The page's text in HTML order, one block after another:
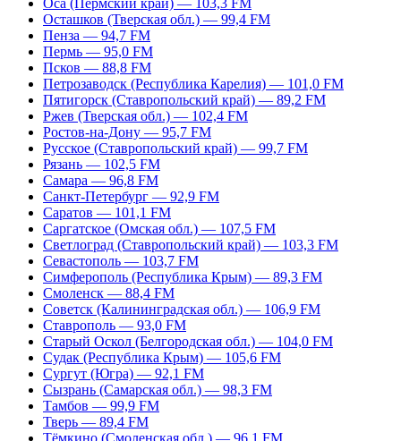
Оса (Пермский край) — 103,3 FM
Осташков (Тверская обл.) — 99,4 FM
Пенза — 94,7 FM
Пермь — 95,0 FM
Псков — 88,8 FM
Петрозаводск (Республика Карелия) — 101,0 FM
Пятигорск (Ставропольский край) — 89,2 FM
Ржев (Тверская обл.) — 102,4 FM
Ростов-на-Дону — 95,7 FM
Русское (Ставропольский край) — 99,7 FM
Рязань — 102,5 FM
Самара — 96,8 FM
Санкт-Петербург — 92,9 FM
Саратов — 101,1 FM
Саргатское (Омская обл.) — 107,5 FM
Светлоград (Ставропольский край) — 103,3 FM
Севастополь — 103,7 FM
Симферополь (Республика Крым) — 89,3 FM
Смоленск — 88,4 FM
Советск (Калининградская обл.) — 106,9 FM
Ставрополь — 93,0 FM
Старый Оскол (Белгородская обл.) — 104,0 FM
Судак (Республика Крым) — 105,6 FM
Сургут (Югра) — 92,1 FM
Сызрань (Самарская обл.) — 98,3 FM
Тамбов — 99,9 FM
Тверь — 89,4 FM
Тёмкино (Смоленская обл.) — 96,1 FM